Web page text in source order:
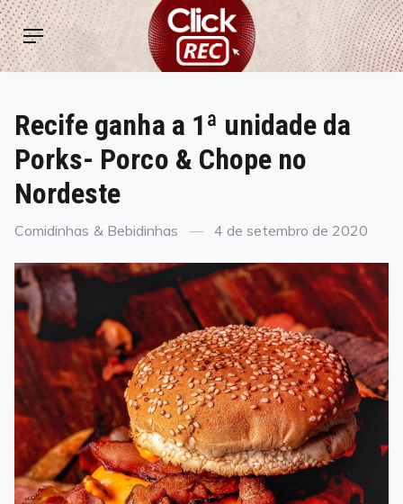
Skip
to
content
ClickREC
Menu
Recife ganha a 1ª unidade da
Porks- Porco & Chope no
Nordeste
Categories
Comidinhas & Bebidinhas
Posted
4 de setembro de 2020